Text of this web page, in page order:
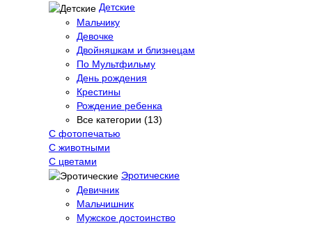
Детские
Мальчику
Девочке
Двойняшкам и близнецам
По Мультфильму
День рождения
Крестины
Рождение ребенка
Все категории (13)
С фотопечатью
C животными
С цветами
Эротические
Девичник
Мальчишник
Мужское достоинство